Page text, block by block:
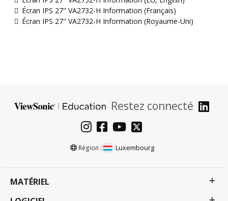
Écran IPS 27" VA2732-H Information (Français)
Écran IPS 27" VA2732-H Information (Royaume-Uni)
Restez connecté
Région : Luxembourg
MATÉRIEL